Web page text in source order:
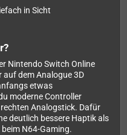
in Sicht
Nintendo Switch Online
auf dem Analogue 3D
etwas
moderne Controller
Analogstick. Dafür
deutlich bessere Haptik als
N64-Gaming.